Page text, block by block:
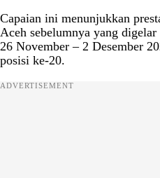
Capaian ini menunjukkan
Aceh sebelumnya yang
26 November – 2 Desember
posisi ke-20.
ADVERTISEMENT